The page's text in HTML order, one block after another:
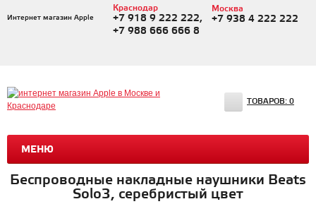
Интернет магазин Apple
Краснодар
+7 918 9 222 222,
+7 988 666 666 8
Москва
+7 938 4 222 222
МЕНЮ
ТОВАРОВ: 0
Беспроводные накладные наушники Beats
Solo3, серебристый цвет